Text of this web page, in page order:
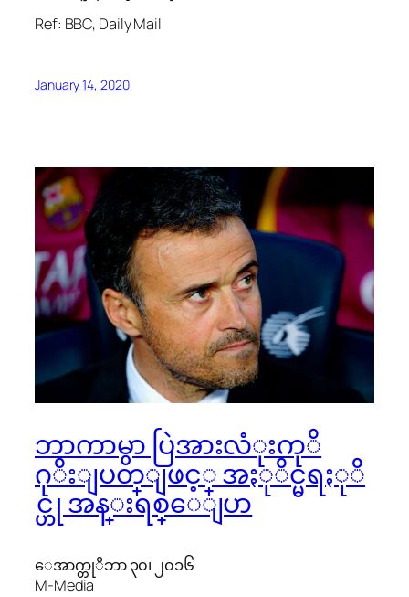
Ref: BBC, Daily Mail
January 14, 2020
ဘာကာမွာ ပြဲအားလံုးကုိ
ဂုိးျပတ္ျဖင့္ အႏုိင္မရႏုိ
င္ဟု အန္းရစ္ေျပာ
ေအာက္တုိဘာ ၃၀၊ ၂၀၁၆
M-Media